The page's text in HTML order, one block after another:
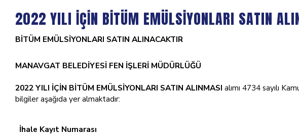
2022 YILI İÇİN BİTÜM EMÜLSİYONLARI SATIN
BİTÜM EMÜLSİYONLARI SATIN ALINACAKTIR
MANAVGAT BELEDİYESİ FEN İŞLERİ MÜDÜRLÜĞÜ
2022 YILI İÇİN BİTÜM EMÜLSİYONLARI SATIN ALINMASI alımı 4734 sayılı
bilgiler aşağıda yer almaktadır:
İhale Kayıt Numarası